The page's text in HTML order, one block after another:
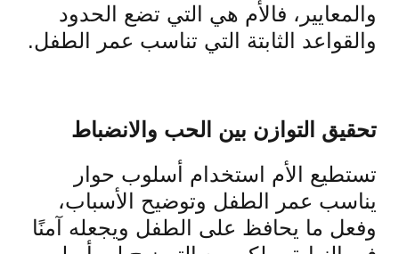
والمعايير، فالأم هي التي تضع الحدود
والقواعد الثابتة التي تناسب عمر الطفل.
تحقيق التوازن بين الحب والانضباط
تستطيع الأم استخدام أسلوب حوار
يناسب عمر الطفل وتوضيح الأسباب،
وفعل ما يحافظ على الطفل ويجعله آمنًا